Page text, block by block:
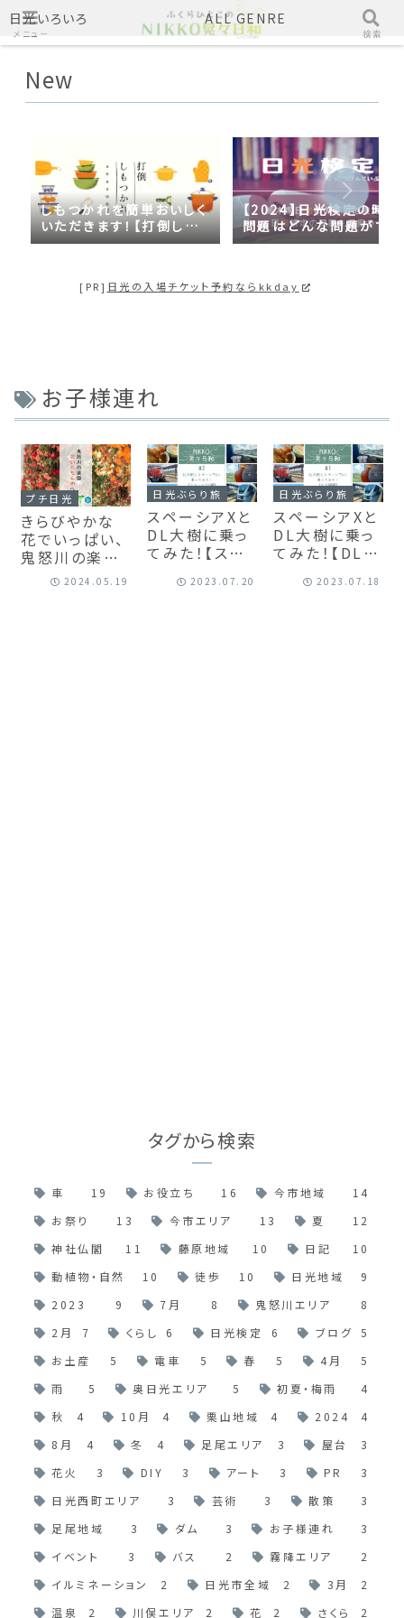
日光いろいろ ALL GENRE
New
しもつかれを簡単おいしく
いただきます！【打倒しも
つかれｓｅａｓｏｎ２】
【2024】日光検定の時事
問題はどんな問題がでる
の？2023年の時事問題
[PR] 日光の入場チケット予約ならkkday
お子様連れ
プチ日光
きらびやかな
花でいっぱい、
鬼怒川の楽園・
花いちもんめ
へ【プチ日光】
2024.05.19
日光ぶらり旅
スペーシアXと
DL大樹に乗っ
てみた！【スペ
日光ぶらり旅
2023.07.20
日光ぶらり旅
スペーシアXと
DL大樹に乗っ
てみた！【DL大
らり旅#12023.07.18
タグから検索
車 19 お役立ち 16 今市地域
14
お祭り
13 今市エリア 13 夏
12
神社仏閣
11 藤原地域 10 日記
10
動植物・自然
10 徒歩 10 日光地域
9
2023
9 7月 8 鬼怒川エリア
8
2月
7 くらし 6 日光検定 6 ブログ
5
お土産
5 電車 5 春 5 4月
5
雨
5 奥日光エリア 5 初夏・梅雨
4
秋
4 10月 4 栗山地域 4 2024
4
8月
4 冬 4 足尾エリア 3 屋台
3
花火
3 DIY 3 アート 3 PR
3
日光西町エリア
3 芸術 3 散策
3
足尾地域
3 ダム 3 お子様連れ
3
イベント
3 バス 2 霧降エリア
2
イルミネーション
2 日光市全域 2 3月
2
温泉
2 川俣エリア 2 花 2 さくら 2
メニュー 検索